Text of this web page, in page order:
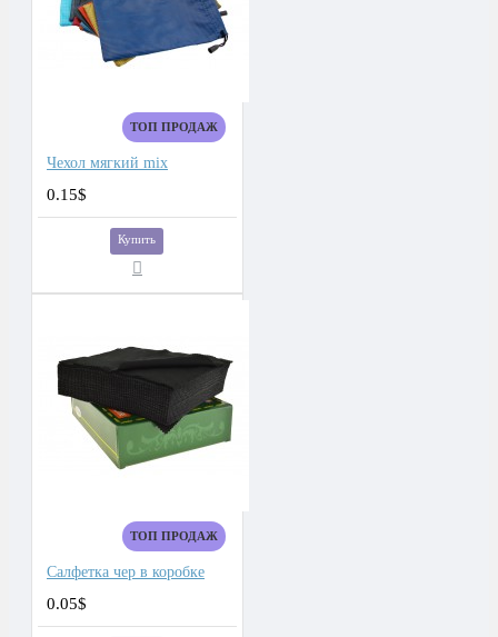
ТОП ПРОДАЖ
Чехол мягкий mix
0.15$
Купить
ТОП ПРОДАЖ
Салфетка чер в коробке
0.05$